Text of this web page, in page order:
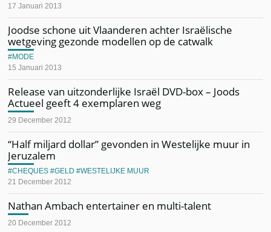
17 Januari 2013
Joodse schone uit Vlaanderen achter Israëlische
wetgeving gezonde modellen op de catwalk
15 Januari 2013
MODE
Release van uitzonderlijke Israël DVD-box – Joods
Actueel geeft 4 exemplaren weg
29 December 2012
“Half miljard dollar” gevonden in Westelijke muur in
Jeruzalem
21 December 2012
CHEQUES GELD WESTELIJKE MUUR
Nathan Ambach entertainer en multi-talent
20 December 2012